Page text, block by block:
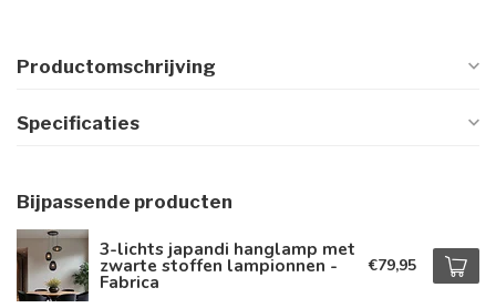
Productomschrijving
Specificaties
Bijpassende producten
3-lichts japandi hanglamp met
zwarte stoffen lampionnen -
Fabrica
€79,95